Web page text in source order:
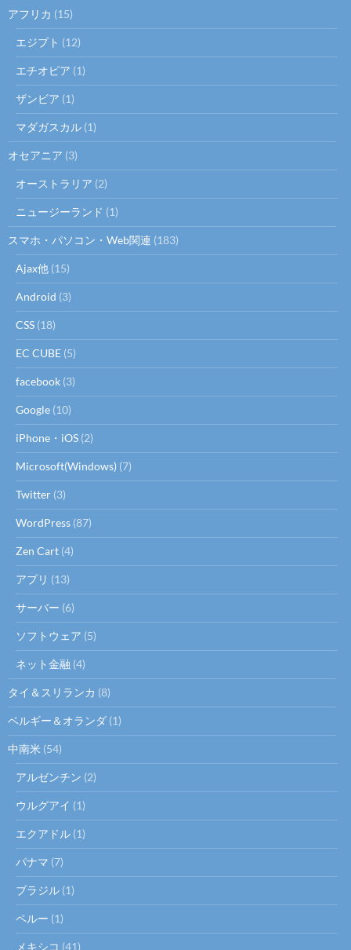
アフリカ (15)
エジプト (12)
エチオピア (1)
ザンビア (1)
マダガスカル (1)
オセアニア (3)
オーストラリア (2)
ニュージーランド (1)
スマホ・パソコン・Web関連 (183)
Ajax他 (15)
Android (3)
CSS (18)
EC CUBE (5)
facebook (3)
Google (10)
iPhone・iOS (2)
Microsoft(Windows) (7)
Twitter (3)
WordPress (87)
Zen Cart (4)
アプリ (13)
サーバー (6)
ソフトウェア (5)
ネット金融 (4)
タイ＆スリランカ (8)
ベルギー＆オランダ (1)
中南米 (54)
アルゼンチン (2)
ウルグアイ (1)
エクアドル (1)
パナマ (7)
ブラジル (1)
ペルー (1)
メキシコ (41)